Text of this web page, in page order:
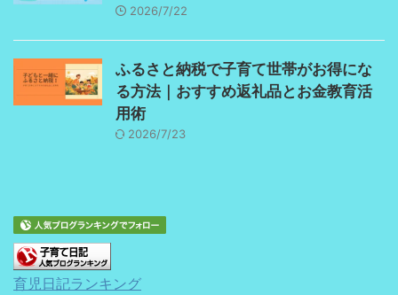
2026/7/22
ふるさと納税で子育て世帯がお得にな
る方法｜おすすめ返礼品とお金教育活
用術
2026/7/23
育児日記ランキング